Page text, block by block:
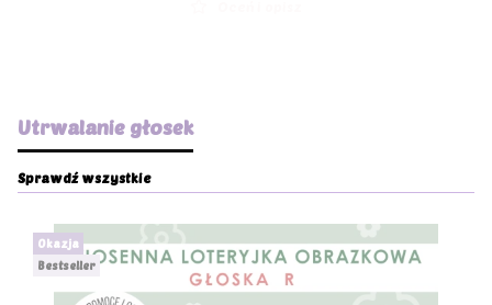
Utrwalanie głosek
Sprawdź wszystkie
Okazja
Bestseller